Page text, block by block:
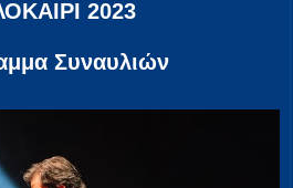
2023
Συναυλιών